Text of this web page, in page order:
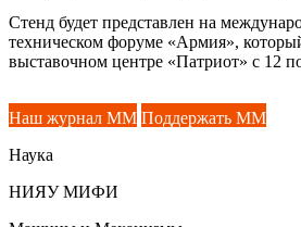
Стенд будет представлен на
техническом форуме «Армия»,
выставочном центре «Патриот» с 12
Наш журнал ММ Поддержать ММ
Наука
НИЯУ МИФИ